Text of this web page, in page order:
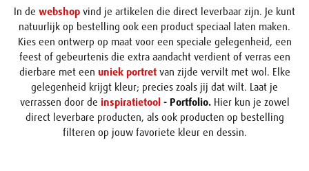
In de webshop vind je artikelen die direct leverbaar zijn. Je kunt
natuurlijk op bestelling ook een product speciaal laten maken.
Kies een ontwerp op maat voor een speciale gelegenheid, een
feest of gebeurtenis die extra aandacht verdient of verras een
dierbare met een uniek portret van zijde vervilt met wol. Elke
gelegenheid krijgt kleur; precies zoals jij dat wilt. Laat je
verrassen door de inspiratietool- Portfolio.Hier kun je zowel
direct leverbare producten, als ook producten op bestelling
filteren op jouw favoriete kleur en dessin.